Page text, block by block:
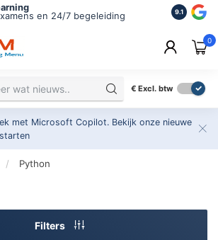
en 24/7 begeleiding
ISO
2.500+
9.1
0
€ Excl. btw
met Microsoft Copilot. Bekijk onze nieuwe
/ Python
Filters